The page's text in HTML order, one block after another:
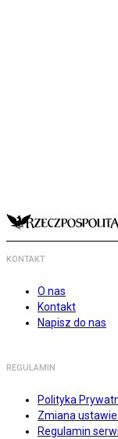
KONTAKT
O nas
Kontakt
Napisz do nas
REGULAMIN
Polityka
Zmiana
Regulamin